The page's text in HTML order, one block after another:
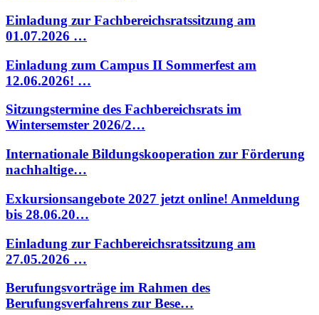
Einladung zur Fachbereichsratssitzung am
01.07.2026 …
Einladung zum Campus II Sommerfest am
12.06.2026! …
Sitzungstermine des Fachbereichsrats im
Wintersemster 2026/2…
Internationale Bildungskooperation zur Förderung
nachhaltige…
Exkursionsangebote 2027 jetzt online! Anmeldung
bis 28.06.20…
Einladung zur Fachbereichsratssitzung am
27.05.2026 …
Berufungsvorträge im Rahmen des
Berufungsverfahrens zur Bese…